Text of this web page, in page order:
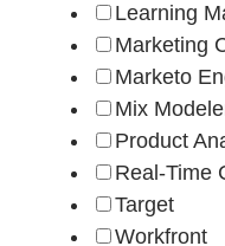
Learning
Marketing
Marketo
Mix
Product
Real-Time
Target
Workfront